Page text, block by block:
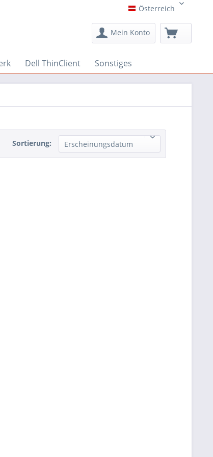
Österreich
Österreich
Mein Konto
Dell ThinClient Sonstiges
Sortierung: Erscheinungsdatum